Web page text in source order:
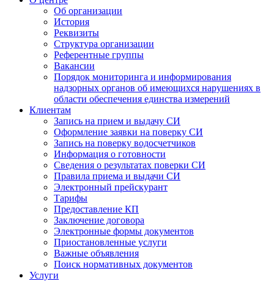
Об организации
История
Реквизиты
Структура организации
Референтные группы
Вакансии
Порядок мониторинга и информирования
надзорных органов об имеющихся нарушениях в
области обеспечения единства измерений
Клиентам
Запись на прием и выдачу СИ
Оформление заявки на поверку СИ
Запись на поверку водосчетчиков
Информация о готовности
Сведения о результатах поверки СИ
Правила приема и выдачи СИ
Электронный прейскурант
Тарифы
Предоставление КП
Заключение договора
Электронные формы документов
Приостановленные услуги
Важные объявления
Поиск нормативных документов
Услуги